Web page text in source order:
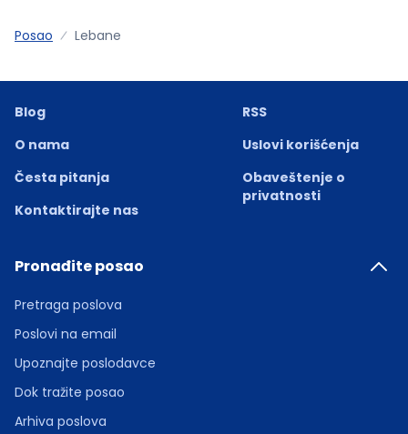
Posao Lebane
Blog
O nama
Česta pitanja
Kontaktirajte nas
RSS
Uslovi korišćenja
Obaveštenje o
privatnosti
Pronađite posao
Pretraga poslova
Poslovi na email
Upoznajte poslodavce
Dok tražite posao
Arhiva poslova